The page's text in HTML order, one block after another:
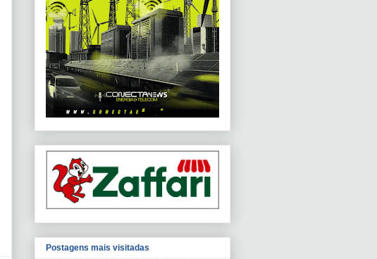
Postagens mais visitadas